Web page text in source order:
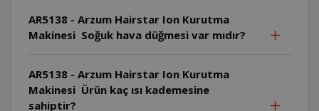
AR5138 - Arzum Hairstar Ion Kurutma
Makinesi Soğuk hava düğmesi var mıdır?
AR5138 - Arzum Hairstar Ion Kurutma
Makinesi Ürün kaç ısı kademesine
sahiptir?